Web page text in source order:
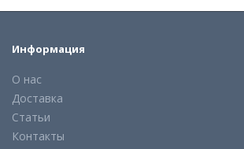
Информация
О нас
Доставка
Статьи
Контакты